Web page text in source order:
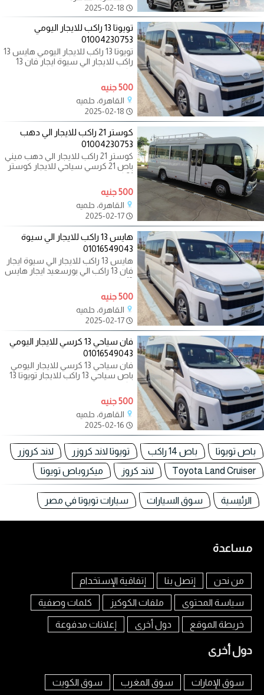
تويوتا 13 راكب للايجار اليومي
01004230753
تويوتا 13 راكب للايجار اليومي هايس 13
راكب للايجار الي سيوة ايجار فان 13
راكب الي بورسعيد ايجار هايس
500 جنيه
القاهرة، حلميه
كوستر 21 راكب للايجار الي دهب
01004230753
كوستر 21 راكب للايجار الي دهب ميني
باص 21 كرسي سياحي للايجار كوستر
21 كرسي سياحي للايجار اليومي
500 جنيه
القاهرة، حلميه
2025-02-17
هايس 13 راكب للايجار الي سيوة
01016549043
هايس 13 راكب للايجار الي سيوة ايجار
فان 13 راكب الي بورسعيد ايجار هايس
13راكب الي بورسعيد ايجار هايس
500 جنيه
القاهرة، حلميه
2025-02-17
فان سياحي 13 كرسي للايجار اليومي
01016549043
فان سياحي 13 كرسي للايجار اليومي
باص سياحي 13 راكب للايجار تويوتا 13
راكب للايجار الي الساحل هايس
500 جنيه
القاهرة، حلميه
باص تويوتا باص 14 راكب تويوتا لاند كروزر
لاند كروزر
Toyota Land Cruiser
لاند كروز ميكروباص تويوتا
الرئيسية سوق السيارات سيارات تويوتا في مصر
مساعدة
من نحن إتصل بنا إتفاقية الإستخدام
سياسة المحتوى ملفات الكوكيز كلمات وصفية
خريطة الموقع دول أخرى إعلانات مدفوعة
دول أخرى
سوق الإمارات سوق المغرب سوق الكويت